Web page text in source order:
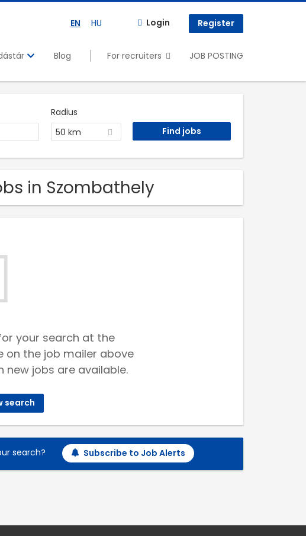
EN HU Login Register
Blog For recruiters JOB POSTING
Radius
50 km
in Szombathely
your search at the
on the job mailer above
new jobs are available.
search
search? Subscribe to Job Alerts